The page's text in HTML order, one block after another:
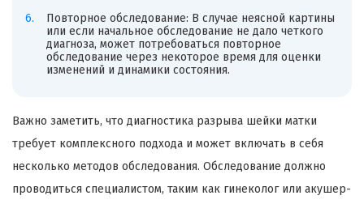
Повторное обследование: В случае неясной картины
или если начальное обследование не дало четкого
диагноза, может потребоваться повторное
обследование через некоторое время для оценки
изменений и динамики состояния.
Важно заметить, что диагностика разрыва шейки матки
требует комплексного подхода и может включать в себя
несколько методов обследования. Обследование должно
проводиться специалистом, таким как гинеколог или акушер-